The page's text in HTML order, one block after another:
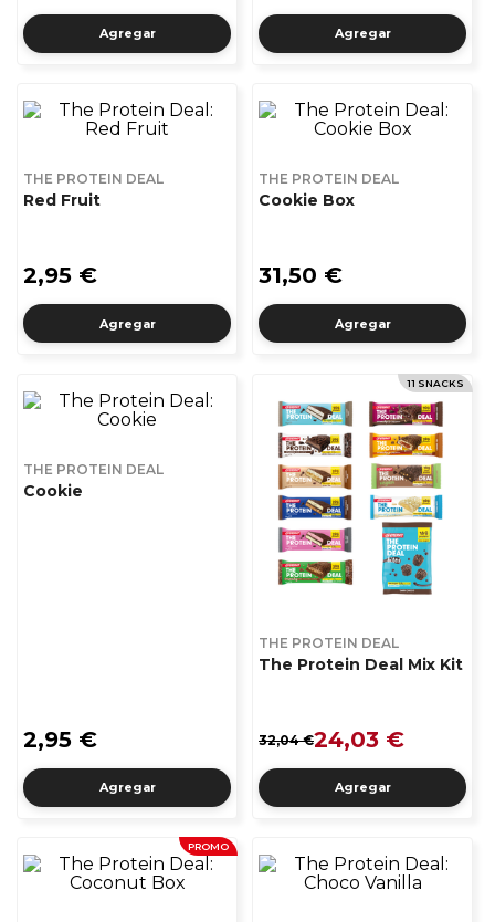
Agregar Agregar
THE PROTEIN DEAL
Red Fruit
2,95 €
Agregar
THE PROTEIN DEAL
Cookie Box
31,50 €
Agregar
THE PROTEIN DEAL
Cookie
2,95 €
Agregar
11 SNACKS
THE PROTEIN DEAL
The Protein Deal Mix Kit
32,04 €24,03 €
Agregar
PROMO